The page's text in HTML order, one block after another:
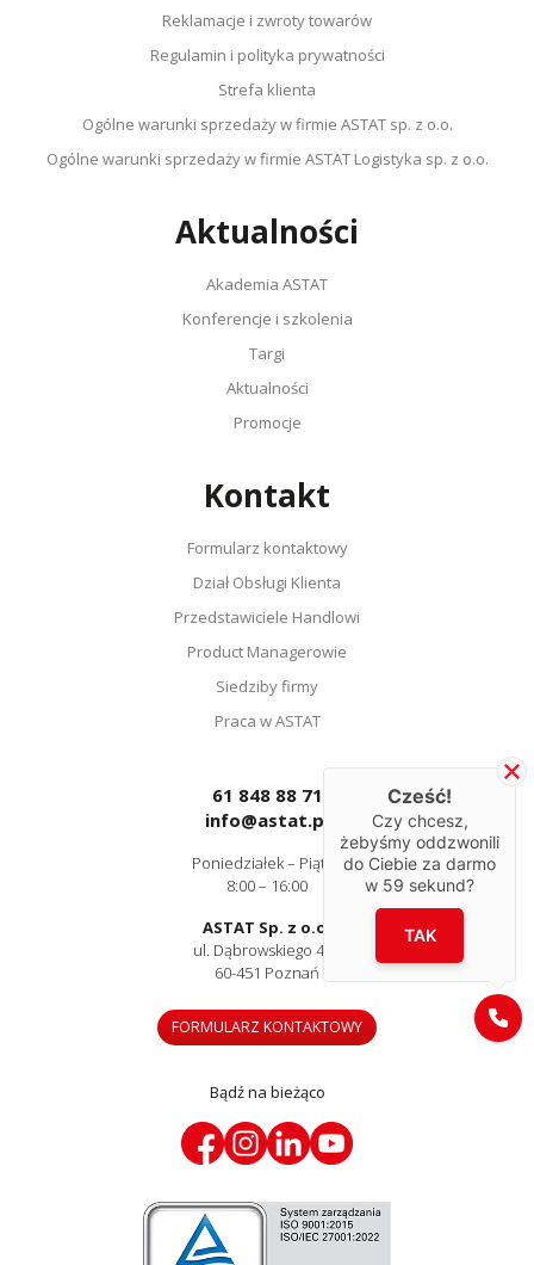
Reklamacje i zwroty towarów
Regulamin i polityka prywatności
Strefa klienta
Ogólne warunki sprzedaży w firmie ASTAT sp. z o.o.
Ogólne warunki sprzedaży w firmie ASTAT Logistyka sp. z o.o.
Aktualności
Akademia ASTAT
Konferencje i szkolenia
Targi
Aktualności
Promocje
Kontakt
Formularz kontaktowy
Dział Obsługi Klienta
Przedstawiciele Handlowi
Product Managerowie
Siedziby firmy
Praca w ASTAT
61 848 88 71
info@astat.pl
Poniedziałek – Piątek
8:00 – 16:00
ASTAT Sp. z o.o.
ul. Dąbrowskiego 441
60-451 Poznań
FORMULARZ KONTAKTOWY
Bądź na bieżąco
Cześć!
Czy chcesz,
żebyśmy oddzwonili
do Ciebie za darmo
w 59 sekund?
TAK